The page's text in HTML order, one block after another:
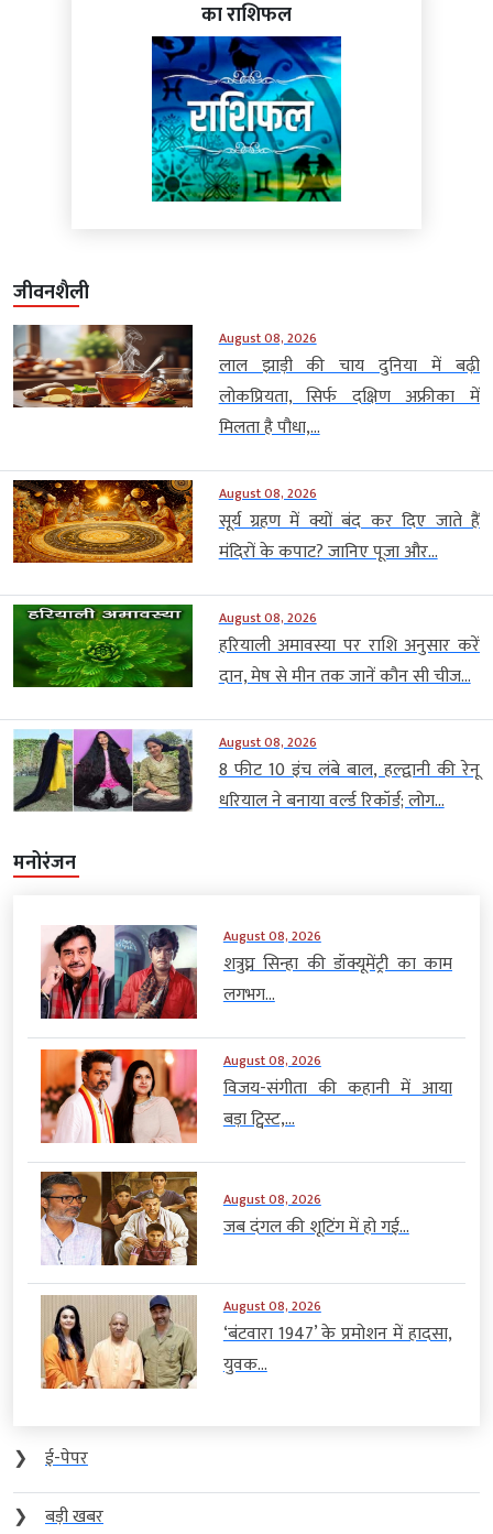
का राशिफल
जीवनशैली
August 08, 2026
लाल झाड़ी की चाय दुनिया में बढ़ी
लोकप्रियता, सिर्फ दक्षिण अफ्रीका में
मिलता है पौधा,...
August 08, 2026
सूर्य ग्रहण में क्यों बंद कर दिए जाते हैं
मंदिरों के कपाट? जानिए पूजा और...
August 08, 2026
हरियाली अमावस्या पर राशि अनुसार करें
दान, मेष से मीन तक जानें कौन सी चीज...
August 08, 2026
8 फीट 10 इंच लंबे बाल, हल्द्वानी की रेनू
धरियाल ने बनाया वर्ल्ड रिकॉर्ड; लोग...
मनोरंजन
August 08, 2026
शत्रुघ्न सिन्हा की डॉक्यूमेंट्री का काम
लगभग...
August 08, 2026
विजय-संगीता की कहानी में आया
बड़ा ट्विस्ट,...
August 08, 2026
जब दंगल की शूटिंग में हो गई...
August 08, 2026
‘बंटवारा 1947’ के प्रमोशन में हादसा,
युवक...
❯
ई-पेपर
❯
बड़ी खबर